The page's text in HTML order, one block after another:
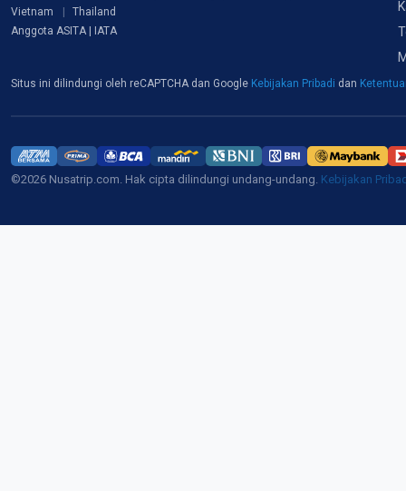
Vietnam
Thailand
Anggota ASITA | IATA
Situs ini dilindungi oleh reCAPTCHA dan Google Kebijakan Pribadi dan
©2026 Nusatrip.com. Hak cipta dilindungi undang-undang. Kebijakan